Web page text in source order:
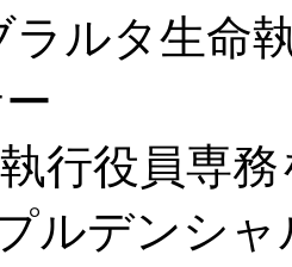
ラルタ生命
行役員専
ルデンシ